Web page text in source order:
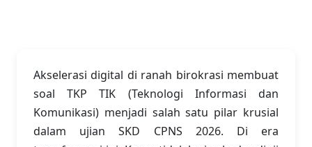
Akselerasi digital di ranah birokrasi membuat
soal TKP TIK (Teknologi Informasi dan
Komunikasi) menjadi salah satu pilar krusial
dalam ujian SKD CPNS 2026. Di era